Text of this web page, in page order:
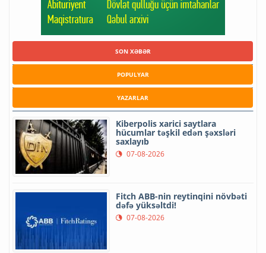
SON XƏBƏR
POPULYAR
YAZARLAR
Kiberpolis xarici saytlara
hücumlar təşkil edən şəxsləri
saxlayıb
07-08-2026
Fitch ABB-nin reytinqini növbəti
dəfə yüksəltdi!
07-08-2026